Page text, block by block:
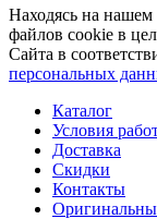
Находясь на нашем
файлов cookie в
Сайта в
персональных
Каталог
Условия
Доставка
Скидки
Контакты